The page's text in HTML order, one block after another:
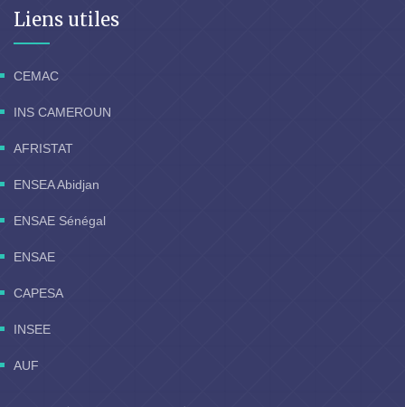
Liens utiles
CEMAC
INS CAMEROUN
AFRISTAT
ENSEA Abidjan
ENSAE Sénégal
ENSAE
CAPESA
INSEE
AUF